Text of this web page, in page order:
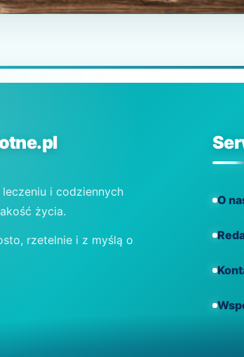
i codziennych
życia.
rzetelnie i z myślą o
O